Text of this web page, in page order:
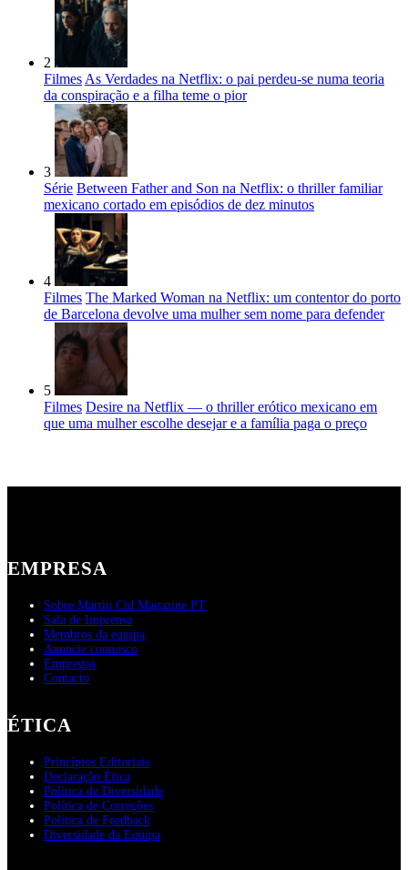
2
Filmes As Verdades na Netflix: o pai perdeu-se numa teoria
da conspiração e a filha teme o pior
3
Série Between Father and Son na Netflix: o thriller familiar
mexicano cortado em episódios de dez minutos
4
Filmes The Marked Woman na Netflix: um contentor do porto
de Barcelona devolve uma mulher sem nome para defender
5
Filmes Desire na Netflix — o thriller erótico mexicano em
que uma mulher escolhe desejar e a família paga o preço
EMPRESA
Sobre Martin Cid Magazine PT
Sala de Imprensa
Membros da equipa
Anuncie connosco
Empregos
Contacto
ÉTICA
Princípios Editoriais
Declaração Ética
Política de Diversidade
Política de Correções
Política de Feedback
Diversidade da Equipa